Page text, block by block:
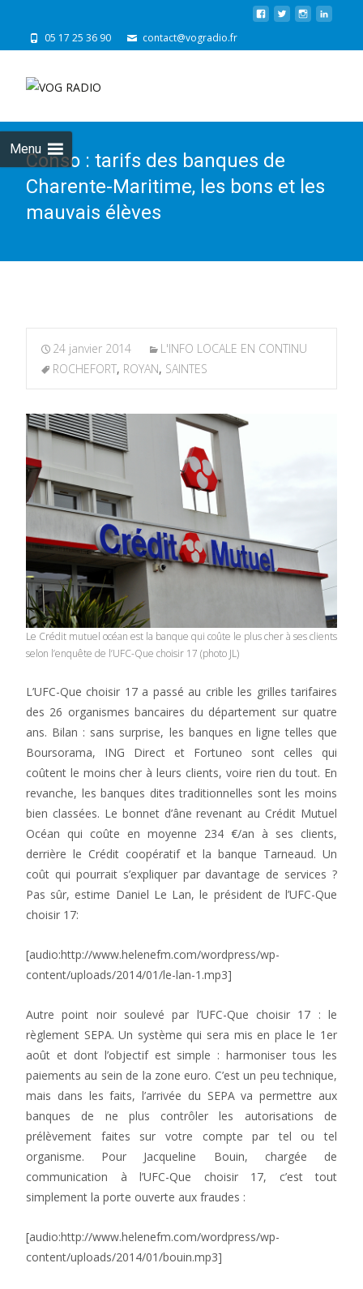
05 17 25 36 90 contact@vogradio.fr
Menu
Conso : tarifs des banques de
Charente-Maritime, les bons et les
mauvais élèves
24 janvier 2014
L'INFO LOCALE EN CONTINU
ROCHEFORT, ROYAN, SAINTES
Le Crédit mutuel océan est la banque qui coûte le plus cher à ses clients
selon l’enquête de l’UFC-Que choisir 17 (photo JL)
L’UFC-Que choisir 17 a passé au crible les grilles tarifaires
des 26 organismes bancaires du département sur quatre
ans. Bilan : sans surprise, les banques en ligne telles que
Boursorama, ING Direct et Fortuneo sont celles qui
coûtent le moins cher à leurs clients, voire rien du tout. En
revanche, les banques dites traditionnelles sont les moins
bien classées. Le bonnet d’âne revenant au Crédit Mutuel
Océan qui coûte en moyenne 234 €/an à ses clients,
derrière le Crédit coopératif et la banque Tarneaud. Un
coût qui pourrait s’expliquer par davantage de services ?
Pas sûr, estime Daniel Le Lan, le président de l’UFC-Que
choisir 17:
[audio:http://www.helenefm.com/wordpress/wp-
content/uploads/2014/01/le-lan-1.mp3]
Autre point noir soulevé par l’UFC-Que choisir 17 : le
règlement SEPA. Un système qui sera mis en place le 1er
août et dont l’objectif est simple : harmoniser tous les
paiements au sein de la zone euro. C’est un peu technique,
mais dans les faits, l’arrivée du SEPA va permettre aux
banques de ne plus contrôler les autorisations de
prélèvement faites sur votre compte par tel ou tel
organisme. Pour Jacqueline Bouin, chargée de
communication à l’UFC-Que choisir 17, c’est tout
simplement la porte ouverte aux fraudes :
[audio:http://www.helenefm.com/wordpress/wp-
content/uploads/2014/01/bouin.mp3]